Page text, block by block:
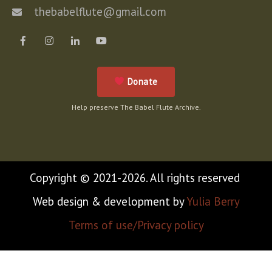
thebabelflute@gmail.com
Donate
Help preserve The Babel Flute Archive.
Copyright © 2021-2026. All rights reserved
Web design & development byYulia Berry
Terms of use/Privacy policy